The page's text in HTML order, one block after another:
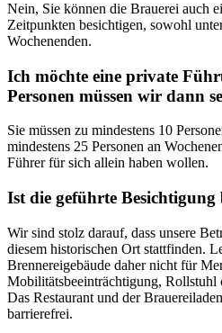
Nein, Sie können die Brauerei auch
Zeitpunkten besichtigen, sowohl
Wochenenden.
Ich möchte eine private
Personen müssen wir dann
Sie müssen zu mindestens 10
mindestens 25 Personen an
Führer für sich allein haben wollen.
Ist die geführte
Wir sind stolz darauf, dass unsere
diesem historischen Ort stattfinden.
Brennereigebäude daher nicht für
Mobilitätsbeeinträchtigung, Rollstuhl
Das Restaurant und der
barrierefrei.